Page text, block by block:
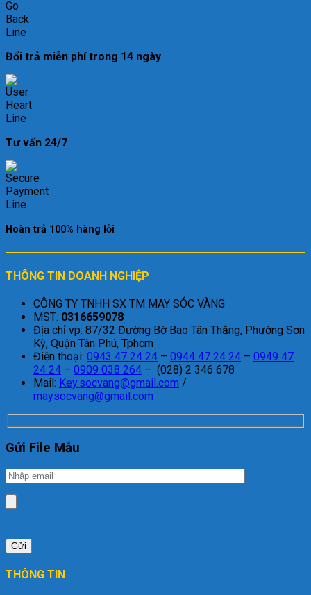
Đổi trả miễn phí trong 14 ngày
Tư vấn 24/7
Hoàn trả 100% hàng lỗi
THÔNG TIN DOANH NGHIỆP
CÔNG TY TNHH SX TM MAY SÓC VÀNG
MST: 0316659078
Địa chỉ vp: 87/32 Đường Bờ Bao Tân Thắng, Phường Sơn
Kỳ, Quận Tân Phú, Tphcm
Điện thoại: 0943 47 24 24 – 0944 47 24 24 – 0949 47
24 24 – 0909 038 264 – (028) 2 346 678
Mail: Key.socvang@gmail.com /
maysocvang@gmail.com
Gửi File Mẫu
THÔNG TIN